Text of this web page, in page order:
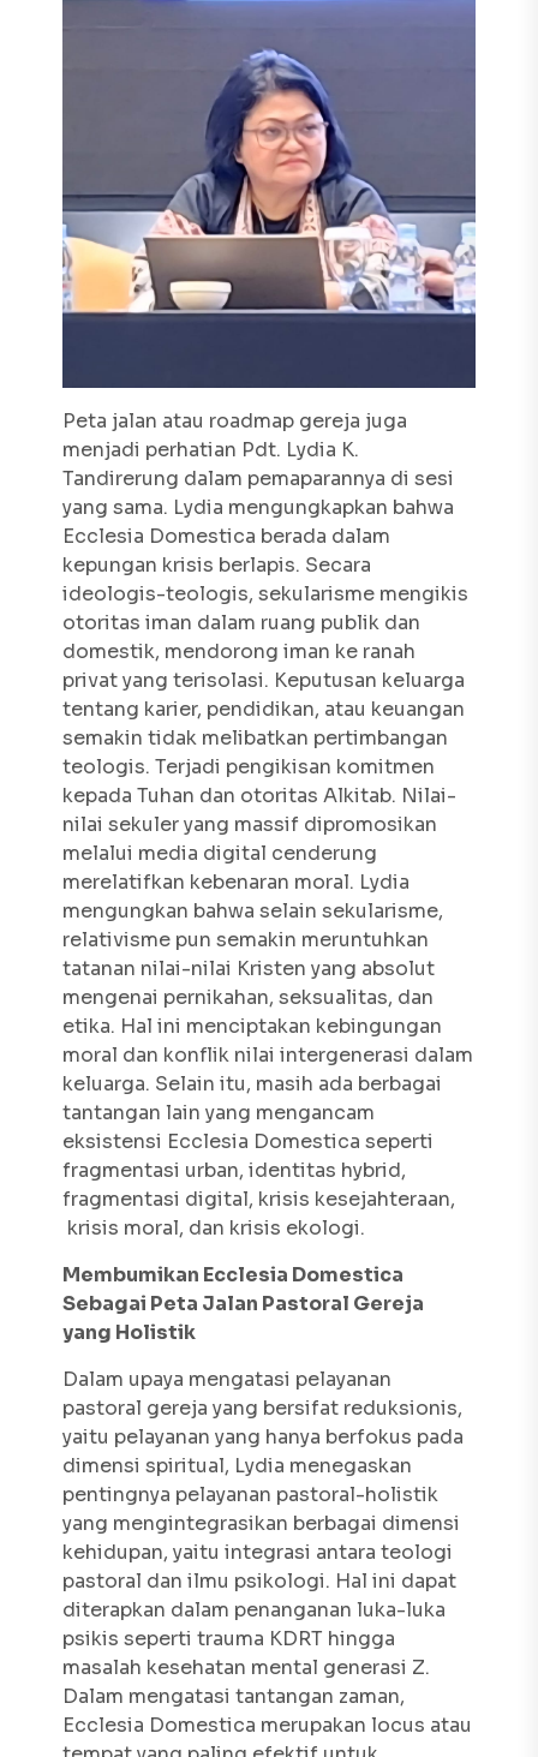
Peta jalan atau roadmap gereja juga
menjadi perhatian Pdt. Lydia K.
Tandirerung dalam pemaparannya di sesi
yang sama. Lydia mengungkapkan bahwa
Ecclesia Domestica berada dalam
kepungan krisis berlapis. Secara
ideologis-teologis, sekularisme mengikis
otoritas iman dalam ruang publik dan
domestik, mendorong iman ke ranah
privat yang terisolasi. Keputusan keluarga
tentang karier, pendidikan, atau keuangan
semakin tidak melibatkan pertimbangan
teologis. Terjadi pengikisan komitmen
kepada Tuhan dan otoritas Alkitab. Nilai-
nilai sekuler yang massif dipromosikan
melalui media digital cenderung
merelatifkan kebenaran moral. Lydia
mengungkan bahwa selain sekularisme,
relativisme pun semakin meruntuhkan
tatanan nilai-nilai Kristen yang absolut
mengenai pernikahan, seksualitas, dan
etika. Hal ini menciptakan kebingungan
moral dan konflik nilai intergenerasi dalam
keluarga. Selain itu, masih ada berbagai
tantangan lain yang mengancam
eksistensi Ecclesia Domestica seperti
fragmentasi urban, identitas hybrid,
fragmentasi digital, krisis kesejahteraan,
krisis moral, dan krisis ekologi.
Membumikan Ecclesia Domestica
Sebagai Peta Jalan Pastoral Gereja
yang Holistik
Dalam upaya mengatasi pelayanan
pastoral gereja yang bersifat reduksionis,
yaitu pelayanan yang hanya berfokus pada
dimensi spiritual, Lydia menegaskan
pentingnya pelayanan pastoral-holistik
yang mengintegrasikan berbagai dimensi
kehidupan, yaitu integrasi antara teologi
pastoral dan ilmu psikologi. Hal ini dapat
diterapkan dalam penanganan luka-luka
psikis seperti trauma KDRT hingga
masalah kesehatan mental generasi Z.
Dalam mengatasi tantangan zaman,
Ecclesia Domestica merupakanlocus atau